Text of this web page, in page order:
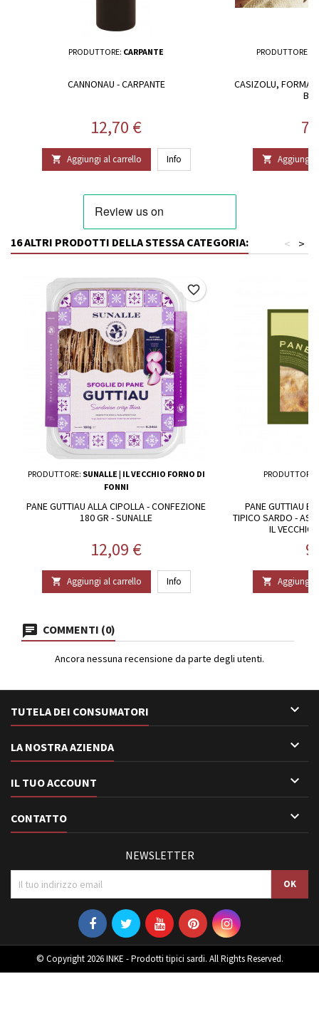
PRODUTTORE: CARPANTE
CANNONAU - CARPANTE
Prezzo
12,70 €
 Aggiungi al carrello Info
PRODUTTORE:
CASIZOLU,
 Aggiungi
16 ALTRI PRODOTTI DELLA STESSA CATEGORIA: >
<
PRODUTTORE: SUNALLE | IL VECCHIO FORNO DI
FONNI
PANE GUTTIAU ALLA CIPOLLA - CONFEZIONE
180 GR - SUNALLE
Prezzo
12,09 €
 Aggiungi al carrello Info
favorite_border
PRODUTTORE:
PANE GUTTIAU
TIPICO SARDO -
IL VECCHIO
 Aggiungi
COMMENTI (0)
Ancora nessuna recensione da parte degli utenti.
TUTELA DEI CONSUMATORI 
LA NOSTRA AZIENDA 
IL TUO ACCOUNT 
CONTATTO 
NEWSLETTER
© Copyright 2026 INKE - Prodotti tipici sardi. All Rights Reserved.